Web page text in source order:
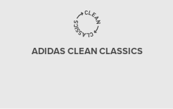
ADIDAS CLEAN CLASSICS